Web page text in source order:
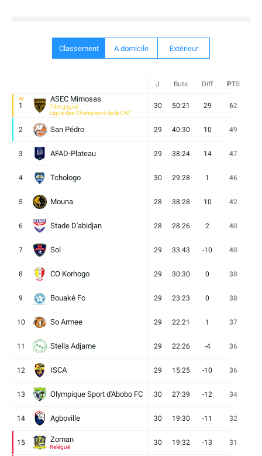
Classement A domicile Extèrieur
J Buts Diff PTS
1
ASEC Mimosas
Titre gagné
Ligue des Champions de la CAF
30 50:21 29 62
2 San Pédro 29 40:30 10 49
3 AFAD-Plateau 29 38:24 14 47
4 Tchologo 30 29:28 1 46
5 Mouna 28 38:28 10 42
6 Stade D'abidjan 28 28:26 2 40
7 Sol 29 33:43 -10 40
8 CO Korhogo 29 30:30 0 38
9 Bouaké Fc 29 23:23 0 38
10 So Armee 29 22:21 1 37
11 Stella Adjame 29 22:26 -4 36
12 ISCA 29 15:25 -10 36
13 Olympique Sport d'Abobo FC 30 27:39 -12 34
14 Agboville 30 19:30 -11 32
15 Zoman
Relégué
30 19:32 -13 31